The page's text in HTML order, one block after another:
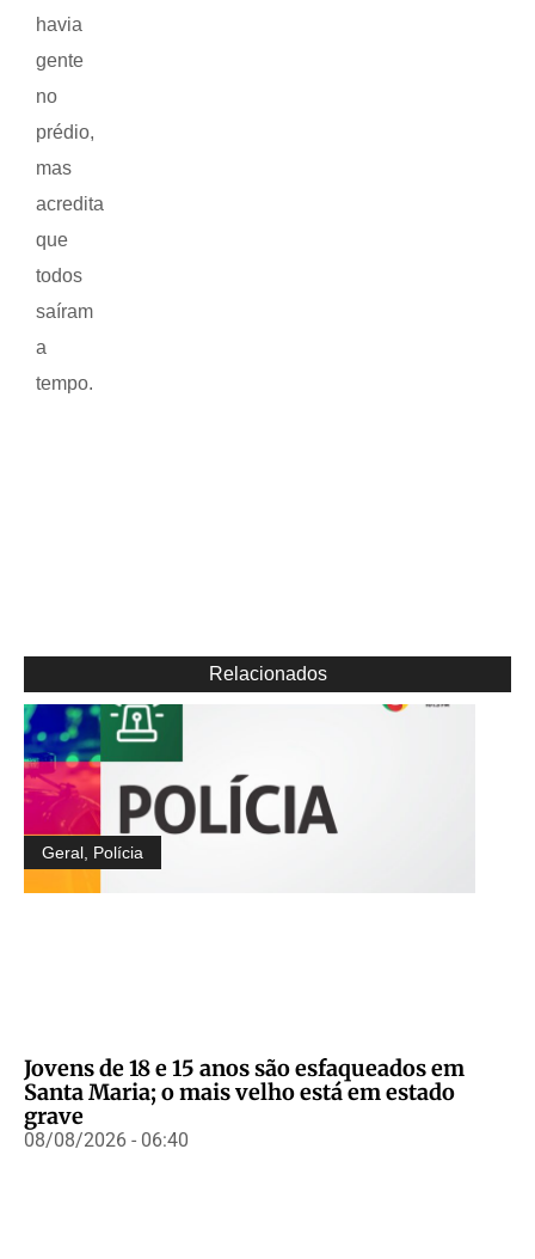
havia
gente
no
prédio,
mas
acredita
que
todos
saíram
a
tempo.
Relacionados
Geral Polícia
Jovens de 18 e 15 anos são esfaqueados em
Santa Maria; o mais velho está em estado
grave
08/08/2026 - 06:40